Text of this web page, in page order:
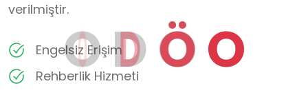
ODÖO
verilmiştir.
Engelsiz Erişim
Rehberlik Hizmeti